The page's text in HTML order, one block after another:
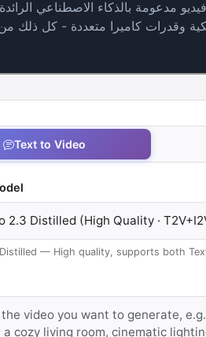
مدعومة بالذكاء الاصطناعي
وقدرات كاميرا متعددة - كل